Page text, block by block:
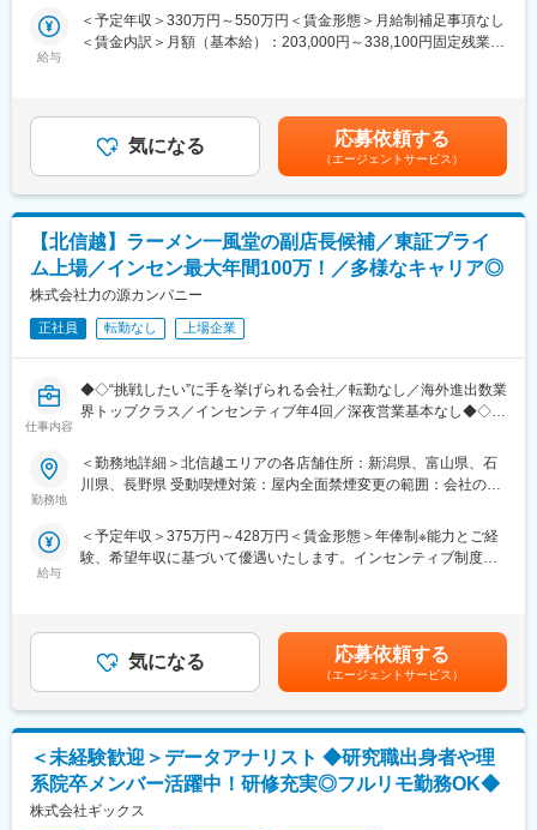
チームを組んで業務を進めることもあります。チーム連携を通じ
て、他のエキスパートによる協力と刺激を受けながら自身の専門
中小企業が主な顧問先になりますが、医療法人、公益法人、社会
福祉法人、地方公共団体、海外法人、そして個人と、幅広いお客
様に対して、税務サービスを提供しています。お仕事を通じて、
幅広い分野での税務・会計業務を経験出来ます。
変更の範囲：会社の定める業務
・節税対策やリスク回避の方法など税務戦略の策定
・税務当局の調査への対応、コンプライアンスの維持 など
相続コンサルティング
・相続税申告または手続き代行業務
・相続人とのヒアリングを通じた、最適な相続方法の提案
・新規顧客に向けた事業承継コンサル業務
・法人オーナーへ向けた辻本郷のグループソリューション提案
（保険・不動産・М＆A・ITソフト提案） など
上記の中から、経験や希望を考慮してお任せできるところから業
務をお願いいたします。
■特徴：
＜チーム連携＞
税務に関わる様々な分野のエキスパートが集結し、案件によって
チームを組んで業務を進めることもあります。チーム連携を通じ
て、他のエキスパートによる協力と刺激を受けながら自身の専門
＜広範囲な取り扱い業務＞
幅広い分野での税務・会計業務を経験出来ます。
変更の範囲：会社の定める業務
給与
＜予定年収＞330万円～550万円＜賃金形態＞月給制補足事項なし
＜賃金内訳＞月額（基本給）：203,000円～338,100円固定残業手
＞※給与詳細は資格、経験・前職等を考慮の上同社規定により決定
■昇給：原則年1回■賞与：年2回■インセンティブ制度あり※管理監
督者として採用となった場合は固定残業の支給はありません。賃
金はあくまでも目安の金額であり、選考を通じて上下する可能性
があります。月給(月額)は固定手当を含めた表記です。
気になる 応募依頼する
（エージェントサービス）
【北信越】ラーメン一風堂の副店長候補／東証プライ
ム上場／インセン最大年間100万！／多様なキャリア◎
株式会社力の源カンパニー
正社員 転勤なし 上場企業
仕事内容
◆◇“挑戦したい”に手を挙げられる会社／転勤なし／海外進出数業
界トップクラス／インセンティブ年4回／深夜営業基本なし◆◇
■おすすめPOINT ＼世界的人気ブランドで“おもてなし”を極める
店舗マネジメント職／
・深夜勤務は基本なし＆欠員時はエリアで支え合う体制で、急な
休日出勤や長時間労働を防ぐ仕組みあり◎
■職務内容
・調理、仕込み、ホール業務
・売上金、食材管理
・店舗の衛生管理
・スタッフ育成、シフト管理
・店舗の経営戦略
■当社の特徴
・お客様一人ひとりに「ちゃんとおいしいラーメンを笑顔で食べ
勤務地
＜勤務地詳細＞北信越エリアの各店舗住所：新潟県、富山県、石
川県、長野県 受動喫煙対策：屋内全面禁煙変更の範囲：会社の定
給与
＜予定年収＞375万円～428万円＜賃金形態＞年俸制※能力とご経
験、希望年収に基づいて優遇いたします。インセンティブ制度あ
357,300円（12分割）（一律手当を含む）＜昇給有無＞有＜残業
手当＞有＜給与補足＞■昇給年1回、インセンティブ制度：年4回
（店舗の目標達成時に支給）■モデル例:・入社2年目24歳・店長
職/(インセンティブ含む年俸)470万円・入社5年目27歳・SV職/(イ
ンセンティブ含む年俸)580万円・入社8年目30歳・ブロック長
職/(インセンティブ含む年俸)660万円賃金はあくまでも目安の金額
であり、選考を通じて上下する可能性があります。月給(月額)は固
定手当を含めた表記です。
気になる 応募依頼する
（エージェントサービス）
＜未経験歓迎＞データアナリスト ◆研究職出身者や理
系院卒メンバー活躍中！研修充実◎フルリモ勤務OK◆
株式会社ギックス